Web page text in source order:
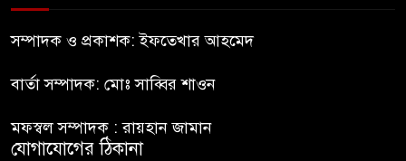
পরীক্ষার খাতা
ইংরেজি ও গণিতে সর্বোচ্চ ফেল,
সর্বনিম্ন আইসিটিতে
সম্পাদক ও প্রকাশক: ইফতেখার আহমেদ
বার্তা সম্পাদক: মোঃ সাব্বির শাওন
মফস্বল সম্পাদক : রায়হান জামান
যোগাযোগের ঠিকানা